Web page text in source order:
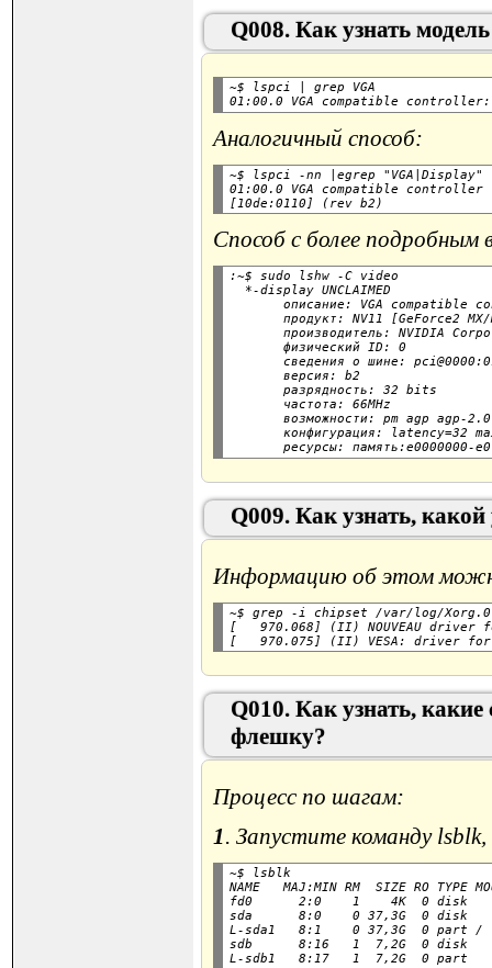
Q008. Как узнать
~$ lspci | grep VGA
Аналогичный способ:
~$ lspci -nn |egrep "VGA|Display"
01:00.0 VGA compatible controller
Способ с более подробным
:~$ sudo lshw -C video
  *-display UNCLAIMED
описание: VGA compatible
продукт: NV11 [GeForce2
производитель: NVIDIA
       физический ID: 0
сведения о шине:
       версия: b2
       разрядность: 32 bits
       частота: 66MHz
возможности: pm agp agp-
конфигурация: latency=32
Q009. Как узнать,
Информацию об этом
~$ grep -i chipset /var/log/
[   970.068] (II) NOUVEAU driver
Q010. Как узнать,
флешку?
Процесс по шагам:
1. Запустите команду
~$ lsblk
NAME   MAJ:MIN RM  SIZE RO TYPE
fd0      2:0    1    4K  0 disk
sda      8:0    0 37,3G  0 disk
L-sda1   8:1    0 37,3G  0 part /
sdb      8:16   1  7,2G  0 disk
L-sdb1   8:17   1  7,2G  0 part